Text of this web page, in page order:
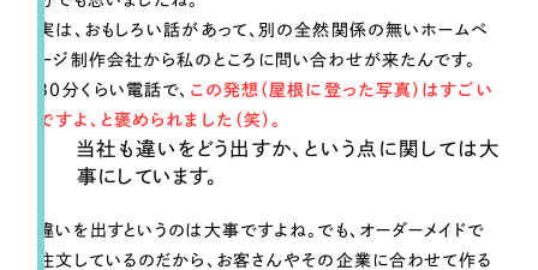
実は、おもしろい話があって、別の全然関係の無いホームペ
ージ制作会社から私のところに問い合わせが来たんです。
30分くらい電話で、 この発想（屋根に登った写真）はすごい
ですよ、と褒められました（笑）。
当社も違いをどう出すか、という点に関しては大
事にしています。
違いを出すというのは大事ですよね。でも、オーダーメイドで
注文しているのだから、お客さんやその企業に合わせて作る